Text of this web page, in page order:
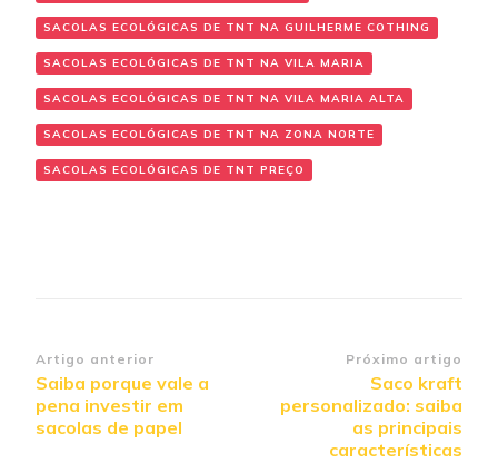
SACOLAS ECOLÓGICAS DE TNT NA GUILHERME COTHING
SACOLAS ECOLÓGICAS DE TNT NA VILA MARIA
SACOLAS ECOLÓGICAS DE TNT NA VILA MARIA ALTA
SACOLAS ECOLÓGICAS DE TNT NA ZONA NORTE
SACOLAS ECOLÓGICAS DE TNT PREÇO
Navegação
de
post
Artigo anterior
Saiba porque vale a
pena investir em
sacolas de papel
Próximo artigo
Saco kraft
personalizado: saiba
as principais
características